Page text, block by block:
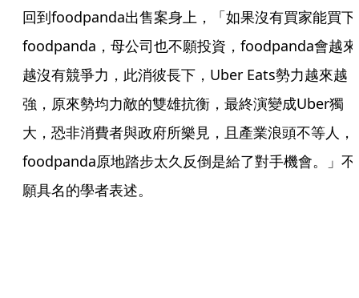
回到foodpanda出售案身上，「如果沒有買家能買下
foodpanda，母公司也不願投資，foodpanda會越來
越沒有競爭力，此消彼長下，Uber Eats勢力越來越
強，原來勢均力敵的雙雄抗衡，最終演變成Uber獨
大，恐非消費者與政府所樂見，且產業浪頭不等人，
foodpanda原地踏步太久反倒是給了對手機會。」不
願具名的學者表述。